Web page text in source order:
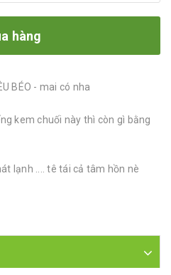
hàng
BÉO - mai có nha
kem chuối này thì còn gì bằng
lạnh .... tê tái cả tâm hồn nè